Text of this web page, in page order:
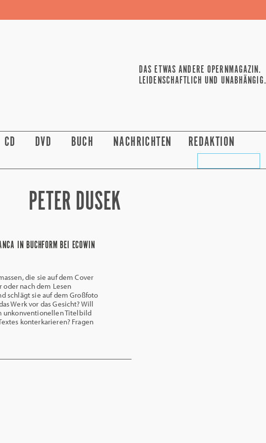
DAS ETWAS ANDERE OPERNMAGAZIN.
LEIDENSCHAFTLICH UND UNABHÄNGIG.
CD DVD BUCH NACHRICHTEN REDAKTION
PETER DUSEK
IN BUCHFORM BEI ECOWIN
die sie auf dem Cover
oder nach dem Lesen
schlägt sie auf dem Großfoto
Werk vor das Gesicht? Will
unkonventionellen Titelbild
konterkarieren? Fragen